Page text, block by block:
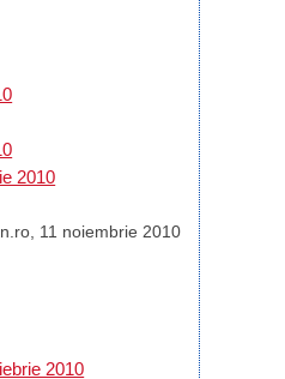
2010
11 noiembrie 2010
2010